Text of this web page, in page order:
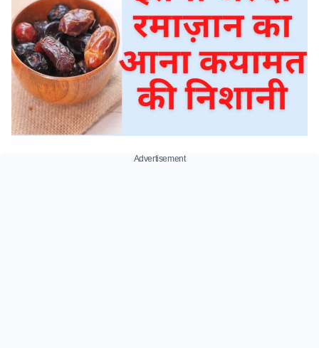
Advertisement